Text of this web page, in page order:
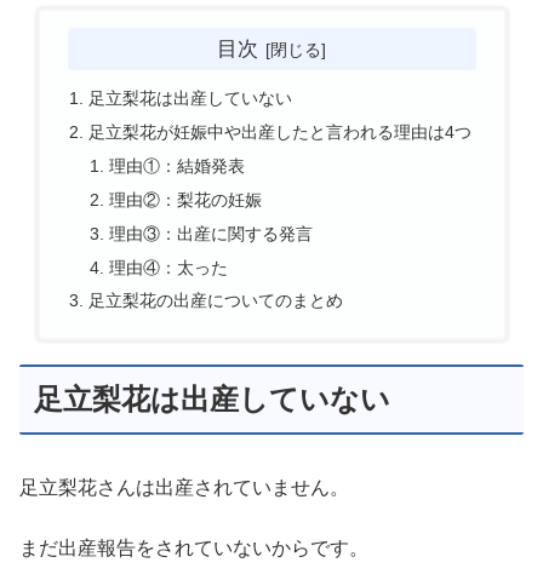
目次
足立梨花は出産していない
足立梨花が妊娠中や出産したと言われる理由は4つ
理由①：結婚発表
理由②：梨花の妊娠
理由③：出産に関する発言
理由④：太った
足立梨花の出産についてのまとめ
足立梨花は出産していない
足立梨花さんは出産されていません。
まだ出産報告をされていないからです。